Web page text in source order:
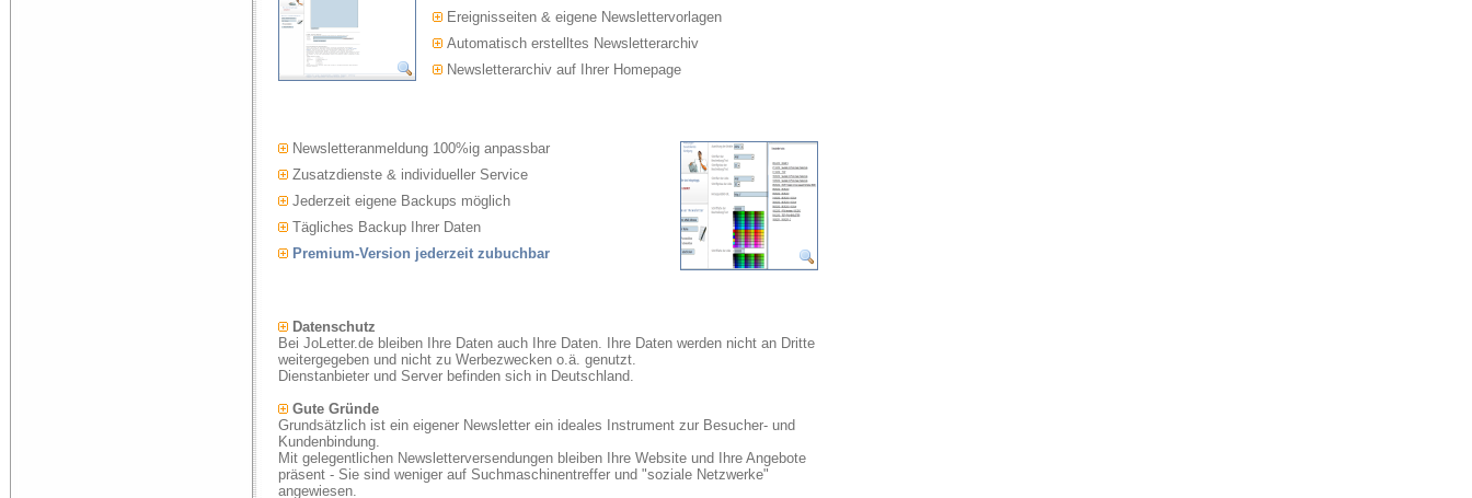
Ereignisseiten & eigene Newslettervorlagen
Automatisch erstelltes Newsletterarchiv
Newsletterarchiv auf Ihrer Homepage
Newsletteranmeldung 100%ig anpassbar
Zusatzdienste & individueller Service
Jederzeit eigene Backups möglich
Tägliches Backup Ihrer Daten
Premium-Version jederzeit zubuchbar
Datenschutz
Bei JoLetter.de bleiben Ihre Daten auch Ihre Daten. Ihre Daten werden nicht an Dritte
weitergegeben und nicht zu Werbezwecken o.ä. genutzt.
Dienstanbieter und Server befinden sich in Deutschland.
Gute Gründe
Grundsätzlich ist ein eigener Newsletter ein ideales Instrument zur Besucher- und
Kundenbindung.
Mit gelegentlichen Newsletterversendungen bleiben Ihre Website und Ihre Angebote
präsent - Sie sind weniger auf Suchmaschinentreffer und "soziale Netzwerke"
angewiesen.